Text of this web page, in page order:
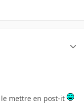
mettre en post-it